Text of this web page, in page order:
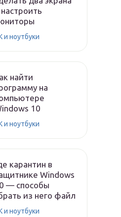
и ноутбуки
найти
на
10
и ноутбуки
карантин в
Windows
— способы
из него файл
и ноутбуки